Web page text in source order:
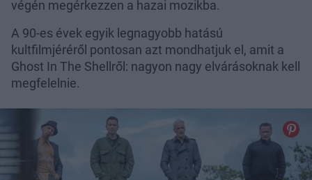
végén megérkezzen a hazai mozikba.
A 90-es évek egyik legnagyobb hatású
kultfilmjéréről pontosan azt mondhatjuk el, amit a
Ghost In The Shellről: nagyon nagy elvárásoknak kell
megfelelnie.